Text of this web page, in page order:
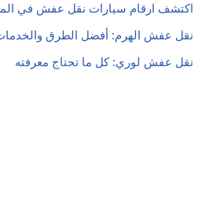
اكتشف ارقام سيارات نقل عفش في
نقل عفش الهرم: أفضل الطرق
نقل عفش لوري: كل ما تحتاج معرفته